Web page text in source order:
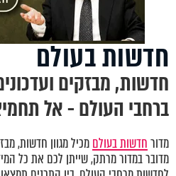
חדשות בעולם
חדשות, מבזקים
ברחבי העולם - אל
מדורחדשות בעולםמכיל מגוון חדשות,
מדובר במדור מרתק, שייתן לכם את כל